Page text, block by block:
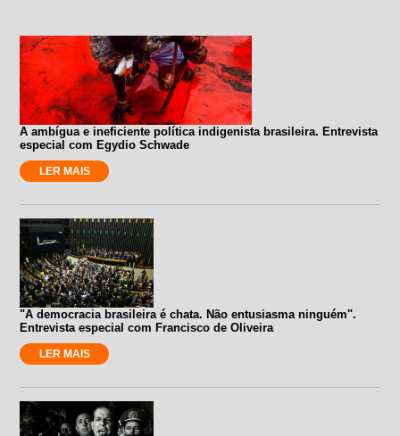
A ambígua e ineficiente política indigenista brasileira. Entrevista
especial com Egydio Schwade
LER MAIS
"A democracia brasileira é chata. Não entusiasma ninguém".
Entrevista especial com Francisco de Oliveira
LER MAIS